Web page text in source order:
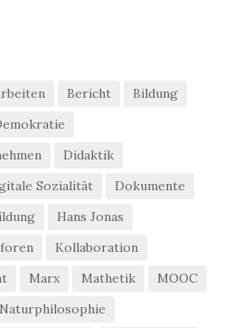
Bericht
Bildung
Didaktik
Sozialität
Dokumente
Hans Jonas
Kollaboration
Marx Mathetik
MOOC
Naturphilosophie